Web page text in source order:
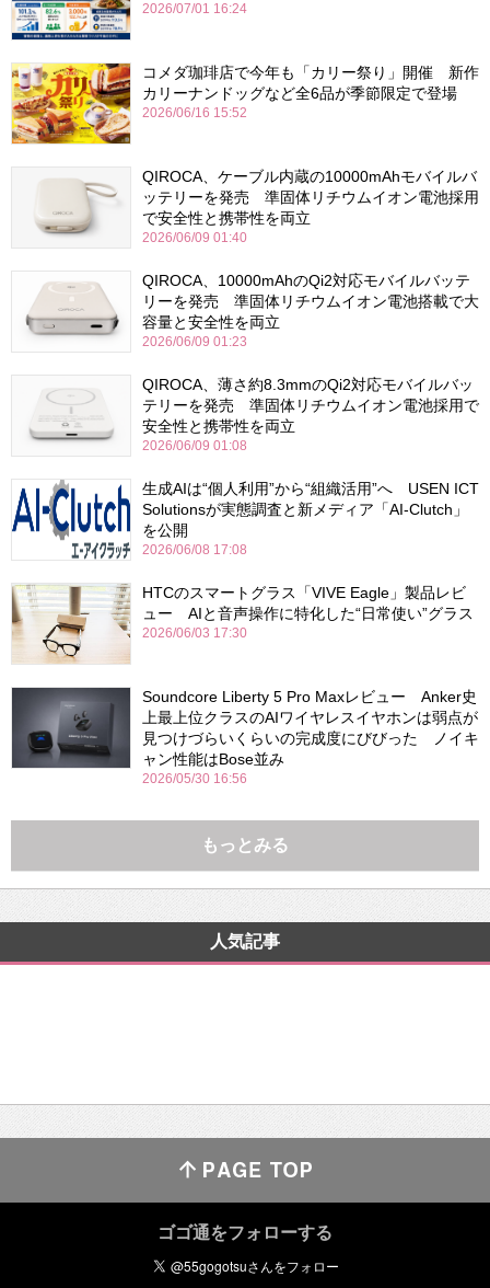
2026/07/01 16:24
コメダ珈琲店で今年も「カリー祭り」開催 新作
カリーナンドッグなど全6品が季節限定で登場
2026/06/16 15:52
QIROCA、ケーブル内蔵の10000mAhモバイルバ
ッテリーを発売 準固体リチウムイオン電池採用
で安全性と携帯性を両立
2026/06/09 01:40
QIROCA、10000mAhのQi2対応モバイルバッテ
リーを発売 準固体リチウムイオン電池搭載で大
容量と安全性を両立
2026/06/09 01:23
QIROCA、薄さ約8.3mmのQi2対応モバイルバッ
テリーを発売 準固体リチウムイオン電池採用で
安全性と携帯性を両立
2026/06/09 01:08
生成AIは“個人利用”から“組織活用”へ USEN ICT
Solutionsが実態調査と新メディア「AI-Clutch」
を公開
2026/06/08 17:08
HTCのスマートグラス「VIVE Eagle」製品レビ
ュー AIと音声操作に特化した“日常使い”グラス
2026/06/03 17:30
Soundcore Liberty 5 Pro Maxレビュー Anker史
上最上位クラスのAIワイヤレスイヤホンは弱点が
見つけづらいくらいの完成度にびびった ノイキ
ャン性能はBose並み
2026/05/30 16:56
もっとみる
人気記事
ゴゴ通をフォローする